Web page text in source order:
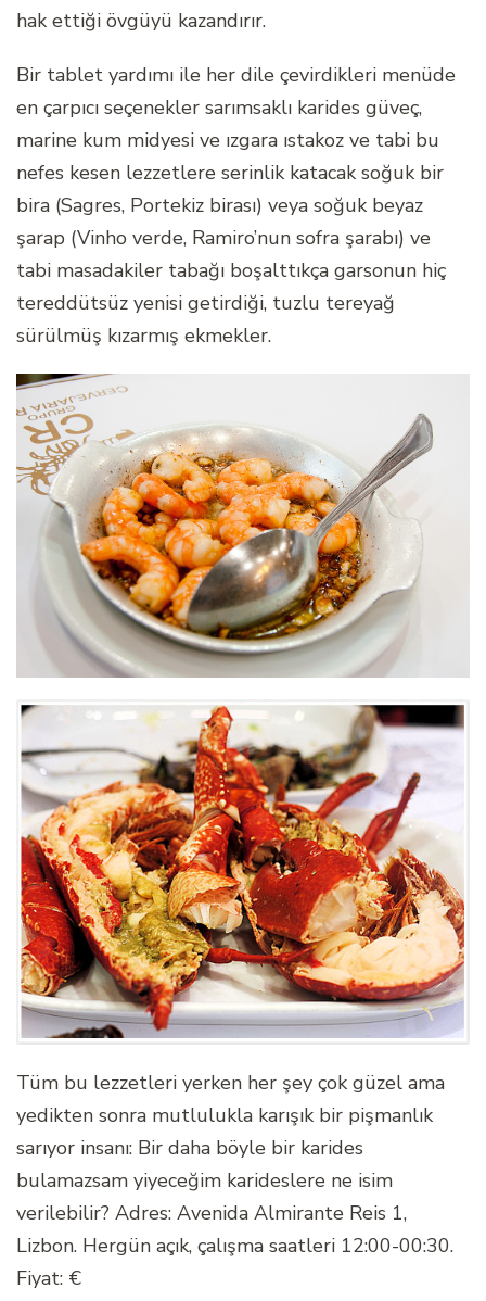
hak ettiği övgüyü kazandırır.
Bir tablet yardımı ile her dile çevirdikleri menüde
en çarpıcı seçenekler sarımsaklı karides güveç,
marine kum midyesi ve ızgara ıstakoz ve tabi bu
nefes kesen lezzetlere serinlik katacak soğuk bir
bira (Sagres, Portekiz birası) veya soğuk beyaz
şarap (Vinho verde, Ramiro’nun sofra şarabı) ve
tabi masadakiler tabağı boşalttıkça garsonun hiç
tereddütsüz yenisi getirdiği, tuzlu tereyağ
sürülmüş kızarmış ekmekler.
Tüm bu lezzetleri yerken her şey çok güzel ama
yedikten sonra mutlulukla karışık bir pişmanlık
sarıyor insanı: Bir daha böyle bir karides
bulamazsam yiyeceğim karideslere ne isim
verilebilir? Adres: Avenida Almirante Reis 1,
Lizbon. Hergün açık, çalışma saatleri 12:00-00:30.
Fiyat: €